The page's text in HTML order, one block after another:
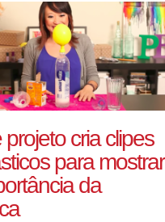
projeto cria clipes
para mostrar
da